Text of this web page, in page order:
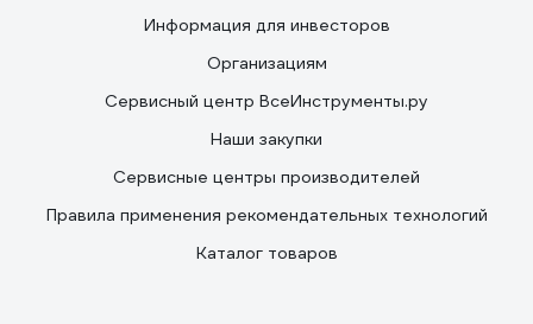
Информация для инвесторов
Организациям
Сервисный центр ВсеИнструменты.ру
Наши закупки
Сервисные центры производителей
Правила применения рекомендательных технологий
Каталог товаров